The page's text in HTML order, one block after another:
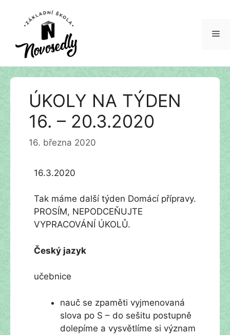
Přeskočit
ÚKOLY NA TÝDEN
16. – 20.3.2020
16. března 2020
16.3.2020
Tak máme další týden Domácí přípravy.
PROSÍM, NEPODCEŇUJTE
VYPRACOVÁNÍ ÚKOLŮ.
Český jazyk
učebnice
nauč se zpaměti vyjmenovaná
slova po S – do sešitu postupně
dolepíme a vysvětlíme si význam